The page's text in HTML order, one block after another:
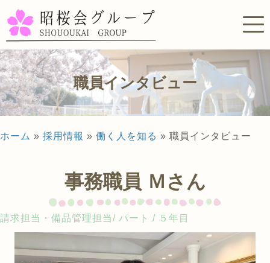
職員インタビュー
ホーム » 採用情報 » 働く人を知る » 職員インタビュー
事務職員 Ｍさん
請求担当・備品管理担当/ パート / ５年目